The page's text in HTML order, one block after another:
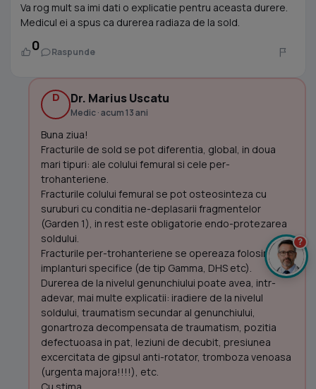
Va rog mult sa imi dati o explicatie pentru aceasta durere.
Medicul ei a spus ca durerea radiaza de la sold.
0 Raspunde
D Dr. Marius Uscatu
Medic · acum 13 ani
Buna ziua!
Fracturile de sold se pot diferentia, global, in doua
mari tipuri: ale colului femural si cele per-
trohanteriene.
Fracturile colului femural se pot osteosinteza cu
suruburi cu conditia ne-deplasarii fragmentelor
(Garden 1), in rest este obligatorie endo-protezarea
soldului.
Fracturile per-trohanteriene se opereaza folosind
implanturi specifice (de tip Gamma, DHS etc).
Durerea de la nivelul genunchiului poate avea, intr-
adevar, mai multe explicatii: iradiere de la nivelul
soldului, traumatism secundar al genunchiului,
gonartroza decompensata de traumatism, pozitia
defectuoasa in pat, leziuni de decubit, presiunea
excercitata de gipsul anti-rotator, tromboza venoasa
(urgenta majora!!!!), etc.
?